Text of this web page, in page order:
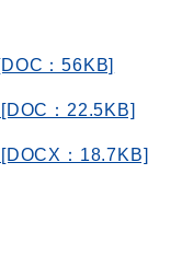
：56KB]
：22.5KB]
：18.7KB]